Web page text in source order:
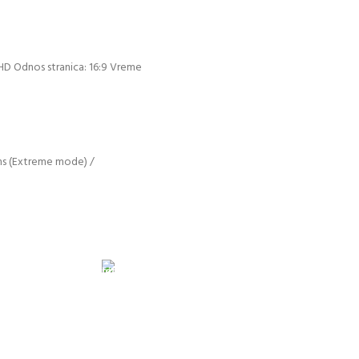
Odnos stranica: 16:9 Vreme
(Extreme mode) /